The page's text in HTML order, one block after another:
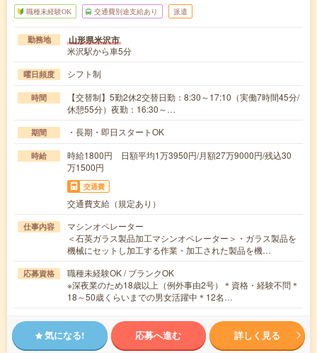
職種未経験OK 交通費別途支給あり 派遣
勤務地 山形県米沢市
米沢駅から車5分
曜日頻度 シフト制
時間
【交替制】5勤2休2交替日勤：8:30～17:10（実働7時間45分/
休憩55分）夜勤：16:30～…
期間 ・長期・即日スタートOK
時給
時給1800円 日額平均1万3950円/月額27万9000円/残込30
万1500円
交通費
交通費支給（規定あり）
仕事内容
マシンオペレーター
＜石英ガラス製品加工マシンオペレーター＞・ガラス製品を
機械にセットし加工する作業・加工された製品を機…
応募資格
職種未経験OK / ブランクOK
※深夜業のため18歳以上（例外事由2号）＊資格・経験不問＊
18～50歳くらいまでの男女活躍中＊12名…
気になる! 応募へ進む 詳しく見る